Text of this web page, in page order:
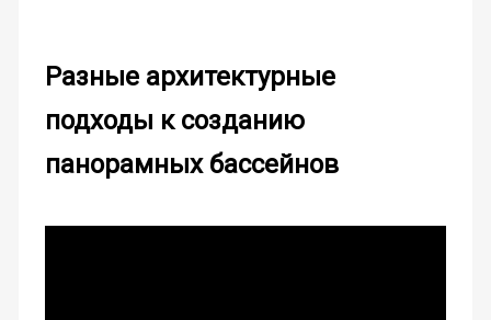
Разные архитектурные
подходы к созданию
панорамных бассейнов